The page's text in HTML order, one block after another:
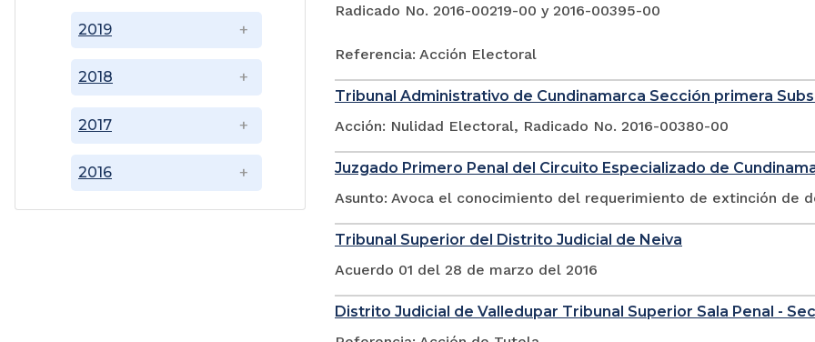
2016
2017
2018
2019
Radicado No. 2016-00219-00 y 2016-00395-00
Referencia: Acción Electoral
Tribunal Administrativo de Cundinamarca Sección primera
Acción: Nulidad Electoral, Radicado No. 2016-00380-00
Juzgado Primero Penal del Circuito Especializado de
Asunto: Avoca el conocimiento del requerimiento de extinción de
Tribunal Superior del Distrito Judicial de Neiva
Acuerdo 01 del 28 de marzo del 2016
Distrito Judicial de Valledupar Tribunal Superior Sala Penal -